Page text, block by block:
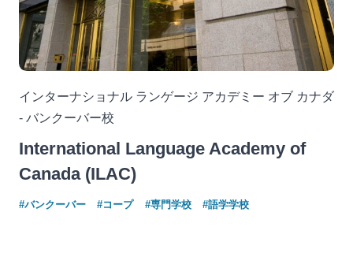
インターナショナル ランゲージ アカデミー オブ カナダ
- バンクーバー校
International Language Academy of
Canada (ILAC)
#バンクーバー #コープ #専門学校 #語学学校